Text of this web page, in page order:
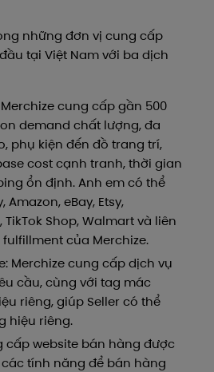
những đơn vị cung cấp
tại Việt Nam với ba dịch
cung cấp gần 500
demand chất lượng, đa
phụ kiện đến đồ trang trí,
cost cạnh tranh, thời gian
ổn định. Anh em có thể
Amazon, eBay, Etsy,
Shop, Walmart và liên
của Merchize.
Merchize cung cấp dịch vụ
cầu, cùng với tag mác
riêng, giúp Seller có thể
hiệu riêng.
cấp website bán hàng được
tính năng để bán hàng